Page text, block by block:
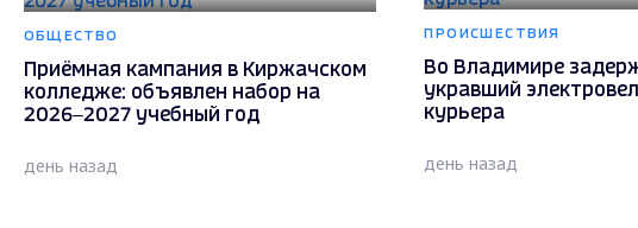
ОБЩЕСТВО
Приёмная кампания в Киржачском
колледже: объявлен набор на
2026–2027 учебный год
день назад
ПРОИСШЕСТВИЯ
Во Владимире
укравший
курьера
день назад